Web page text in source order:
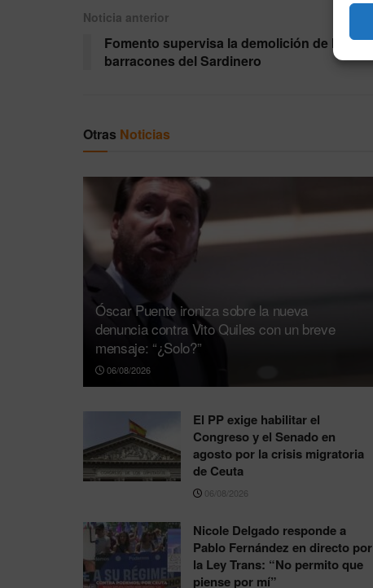
Noticia anterior
Fomento supervisa la demolición de los
barracones del Sardinero
Otras Noticias
Óscar Puente ironiza sobre la nueva
denuncia contra Vito Quiles con un breve
mensaje: “¿Solo?”
06/08/2026
El PP exige habilitar el
Congreso y el Senado en
agosto por la crisis migratoria
de Ceuta
06/08/2026
Nicole Delgado responde a
Pablo Fernández en directo por
la Ley Trans: “No permito que
piense por mí”